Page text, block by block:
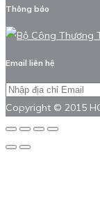
Thông báo
Email liên hệ
Copyright © 2015